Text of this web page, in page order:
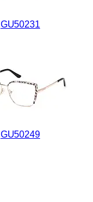
GU50231
GU50249